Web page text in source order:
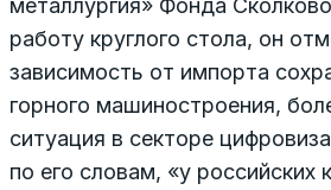
металлургия» Фонда
работу круглого стола, он
зависимость от импорта
горного машиностроения,
ситуация в секторе
по его словам, «у российских